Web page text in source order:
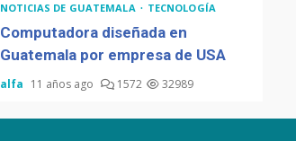
NOTICIAS DE GUATEMALA
TECNOLOGÍA
Computadora diseñada en
Guatemala por empresa de USA
alfa 11 años ago 1572 32989